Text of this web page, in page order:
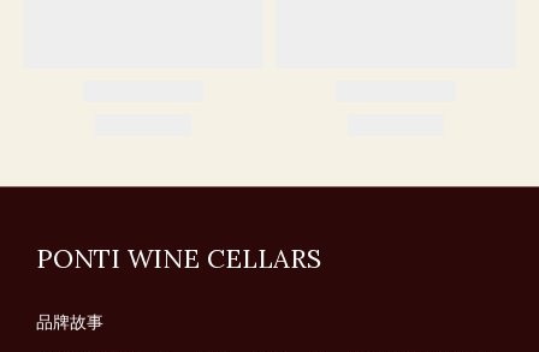
PONTI WINE CELLARS
品牌故事